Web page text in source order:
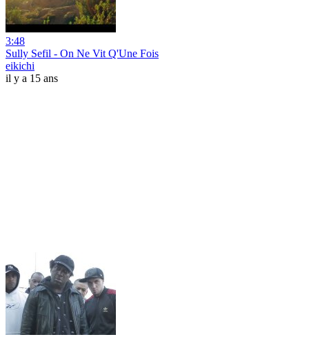
3:48
Sully Sefil - On Ne Vit Q'Une Fois
eikichi
il y a 15 ans